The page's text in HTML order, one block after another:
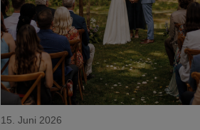
15. Juni 2026